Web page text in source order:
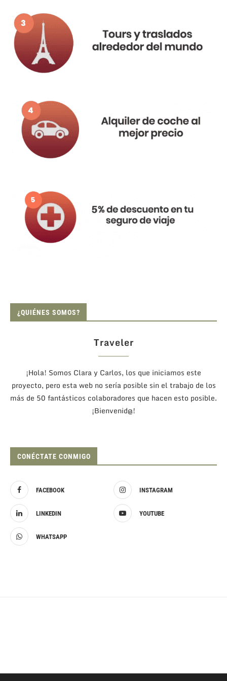
¿QUIÉNES SOMOS?
Traveler
¡Hola! Somos Clara y Carlos, los que iniciamos este
proyecto, pero esta web no sería posible sin el trabajo de los
más de 50 fantásticos colaboradores que hacen esto posible.
¡Bienvenid@!
CONÉCTATE CONMIGO
FACEBOOK INSTAGRAM
LINKEDIN YOUTUBE
WHATSAPP